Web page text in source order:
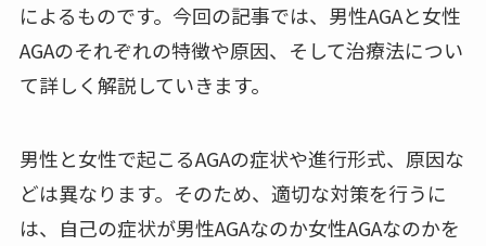
によるものです。今回の記事では、男性AGAと女性
AGAのそれぞれの特徴や原因、そして治療法につい
て詳しく解説していきます。
男性と女性で起こるAGAの症状や進行形式、原因な
どは異なります。そのため、適切な対策を行うに
は、自己の症状が男性AGAなのか女性AGAなのかを